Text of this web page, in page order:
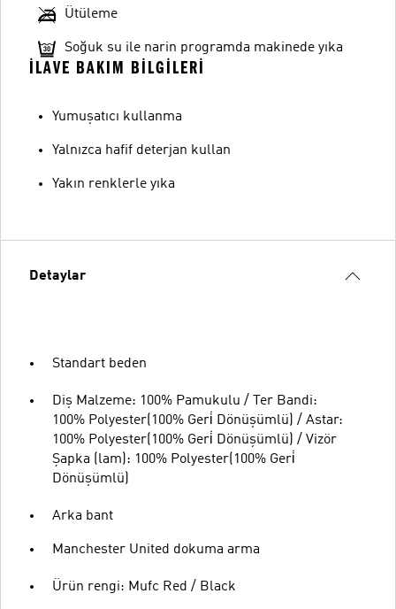
Ütüleme
Soğuk su ile narin programda makinede yıka
İLAVE BAKIM BILGILERI
Yumuşatıcı kullanma
Yalnızca hafif deterjan kullan
Yakın renklerle yıka
Detaylar
Standart beden
Diş Malzeme: 100% Pamukulu / Ter Bandi:
100% Polyester(100% Geri̇ Dönüşümlü) / Astar:
100% Polyester(100% Geri̇ Dönüşümlü) / Vizör
Şapka (lam): 100% Polyester(100% Geri̇
Dönüşümlü)
Arka bant
Manchester United dokuma arma
Ürün rengi: Mufc Red / Black